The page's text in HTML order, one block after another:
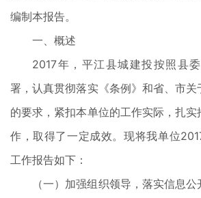
编制本报告。
一、概述
2017年，平江县城建投按照县
署，认真贯彻落实《条例》和省、市
的要求，紧扣本单位的工作实际，扎
作，取得了一定成效。现将我单位
工作报告如下：
（一）加强组织领导，落实信息